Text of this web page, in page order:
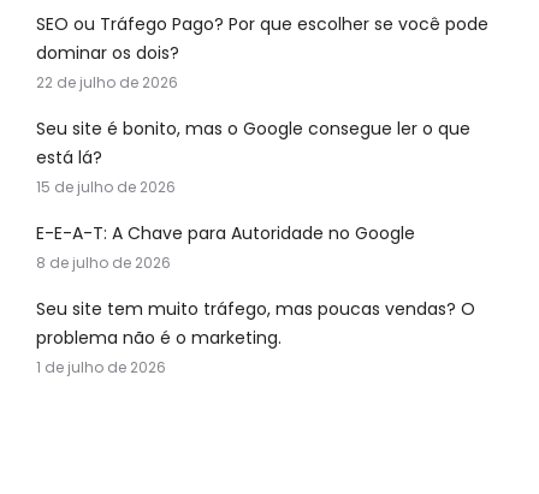
SEO ou Tráfego Pago? Por que escolher se você pode
dominar os dois?
22 de julho de 2026
Seu site é bonito, mas o Google consegue ler o que
está lá?
15 de julho de 2026
E-E-A-T: A Chave para Autoridade no Google
8 de julho de 2026
Seu site tem muito tráfego, mas poucas vendas? O
problema não é o marketing.
1 de julho de 2026